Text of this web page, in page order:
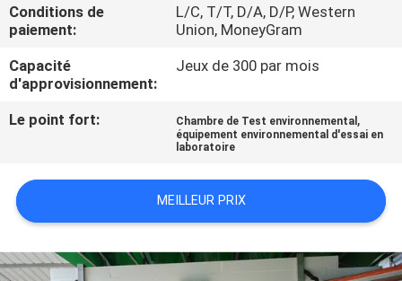
L'USINE
CONTRÔLE
DE
LA
NOUS
CONTACTER
Conditions de
paiement:
L/C, T/T, D/A, D/P, Western
Union, MoneyGram
Capacité
d'approvisionnement:
Jeux de 300 par mois
Le point fort: Chambre de Test environnemental ,
équipement environnemental d'essai en
laboratoire
MEILLEUR PRIX